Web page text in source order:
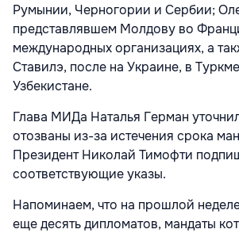
Румынии, Черногории и Сербии;
представлявшем Молдову во
международных организациях, а
Ставилэ, после на Украине, в
Узбекистане.
Глава МИДа Наталья Герман
отозваны из-за истечения срока
Президент Николай Тимофти
соответствующие указы.
Напоминаем, что на прошлой
еще десять дипломатов, мандаты